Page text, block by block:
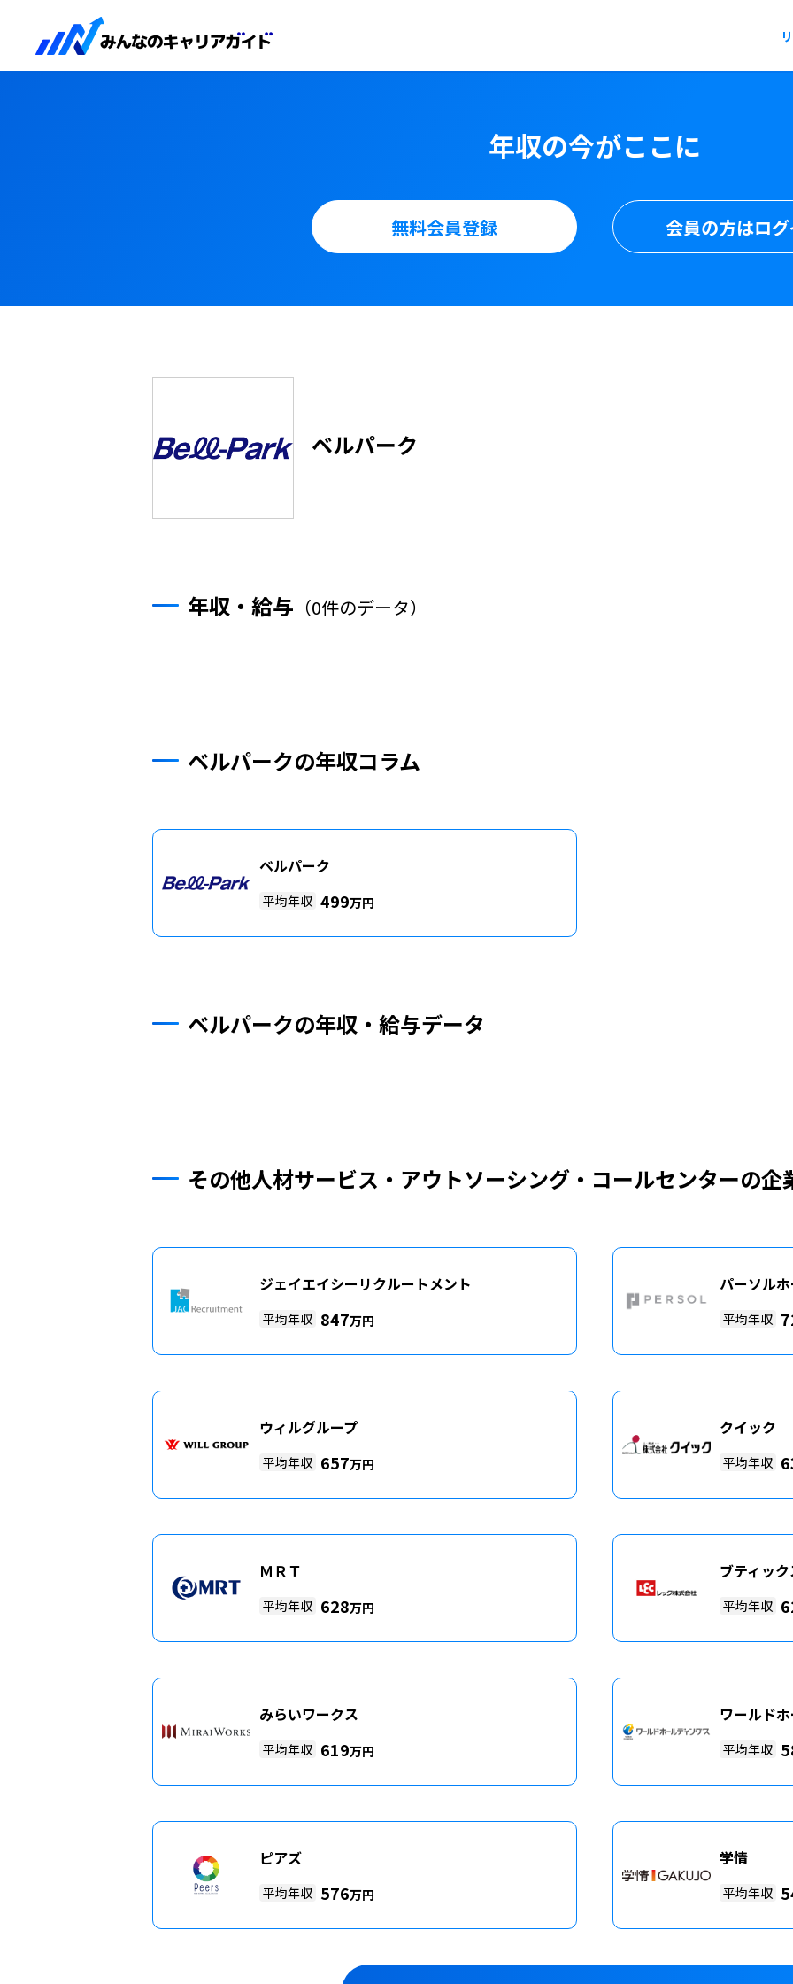
年収の今がここに
無料会員登録 会員の方はロ
ベルパーク
年収・給与 （0件のデータ）
ベルパークの年収コラム
ベルパーク
平均年収 499万円
ベルパークの年収・給与データ
その他人材サービス・アウトソーシング・コールセンターの企
ジェイエイシーリクルートメント
平均年収 847万円
パーソル
平均年収
ウィルグループ
平均年収 657万円
クイック
平均年収
ＭＲＴ
平均年収 628万円
ブティッ
平均年収
みらいワークス
平均年収 619万円
ワールド
平均年収
ピアズ
平均年収 576万円
学情
平均年収